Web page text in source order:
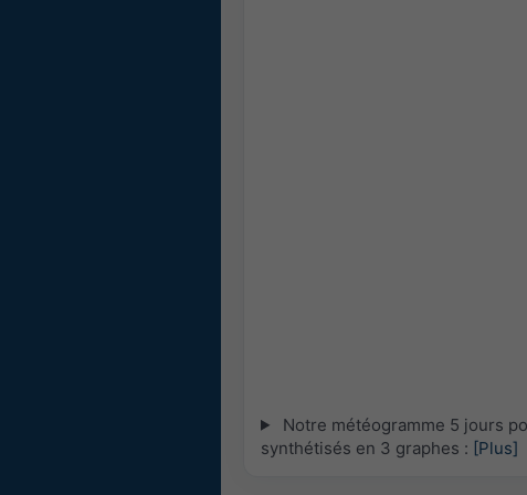
Notre météogramme 5 jours
synthétisés en 3 graphes : [Plus]